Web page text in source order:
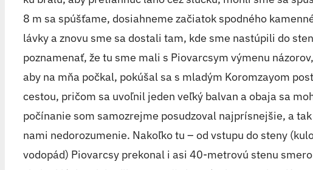
8 m sa spúšťame, dosiahneme začiatok spodného
lávky a znovu sme sa dostali tam, kde sme nastúpili do
poznamenať, že tu sme mali s Piovarcsym výmenu
aby na mňa počkal, pokúšal sa s mladým Koromzayom
cestou, pričom sa uvoľnil jeden veľký balvan a obaja sa
počínanie som samozrejme posudzoval najprísnejšie, a
nami nedorozumenie. Nakoľko tu – od vstupu do steny
vodopád) Piovarcsy prekonal i asi 40-metrovú stenu